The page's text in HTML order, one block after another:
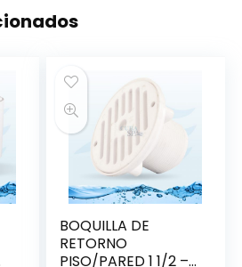
BOQUILLA DE
RETORNO
PISO/PARED 1 1/2 –